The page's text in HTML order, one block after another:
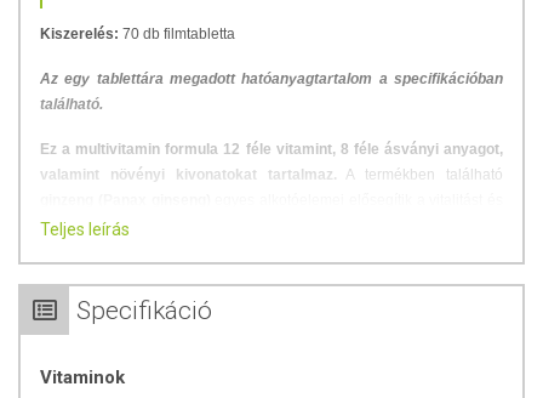
Kiszerelés: 70 db filmtabletta
Az egy tablettára megadott hatóanyagtartalom a specifikációban
található.
Ez a multivitamin formula 12 féle vitamint, 8 féle ásványi anyagot,
valamint növényi kivonatokat tartalmaz. A termékben található
az éberséget, a
20 féle vitamin és ásványi anyag
panax ginseng kivonattal
Teljes leírás
Specifikáció
Vitaminok